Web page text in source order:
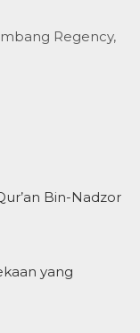
Regency,
Bin-Nadzor
yang